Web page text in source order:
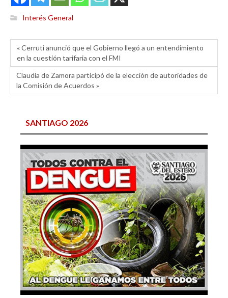
Interés General
« Cerruti anunció que el Gobierno llegó a un entendimiento
en la cuestión tarifaria con el FMI
Claudia de Zamora participó de la elección de autoridades de
la Comisión de Acuerdos »
SANTIAGO 2026